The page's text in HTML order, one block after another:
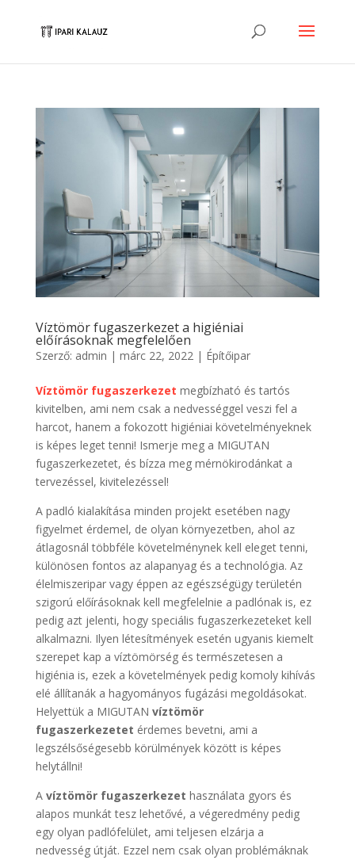
Víztömör fugaszerkezet a higiéniai
előírásoknak megfelelően
Szerző: admin | márc 22, 2022| Építőipar
Víztömör fugaszerkezet megbízható és tartós
kivitelben, ami nem csak a nedvességgel veszi fel a
harcot, hanem a fokozott higiéniai követelményeknek
is képes leget tenni! Ismerje meg a MIGUTAN
fugaszerkezetet, és bízza meg mérnökirodánkat a
tervezéssel, kivitelezéssel!
A padló kialakítása minden projekt esetében nagy
figyelmet érdemel, de olyan környezetben, ahol az
átlagosnál többféle követelménynek kell eleget tenni,
különösen fontos az alapanyag és a technológia. Az
élelmiszeripar vagy éppen az egészségügy területén
szigorú előírásoknak kell megfelelnie a padlónak is, ez
pedig azt jelenti, hogy speciális fugaszerkezeteket kell
alkalmazni. Ilyen létesítmények esetén ugyanis kiemelt
szerepet kap a víztömörség és természetesen a
higiénia is, ezek a követelmények pedig komoly kihívás
elé állítanák a hagyományos fugázási megoldásokat.
Helyettük a MIGUTAN víztömör
fugaszerkezetet érdemes bevetni, ami a
legszélsőségesebb körülmények között is képes
helytállni!
A víztömör fugaszerkezet használata gyors és
alapos munkát tesz lehetővé, a végeredmény pedig
egy olyan padlófelület, ami teljesen elzárja a
nedvesség útját. Ezzel nem csak olyan problémáknak